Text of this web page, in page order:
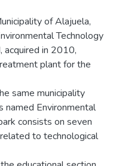
of Alajuela,
Technology
acquired in 2010,
plant for the
same municipality
named Environmental
consists on seven
to technological